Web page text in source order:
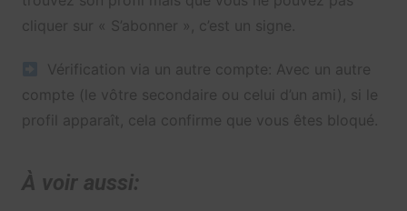
cliquer sur « S’abonner », c’est un signe.
Vérification via un autre compte: Avec un autre
compte (le vôtre secondaire ou celui d’un ami), si le
profil apparaît, cela confirme que vous êtes bloqué.
À voir aussi: